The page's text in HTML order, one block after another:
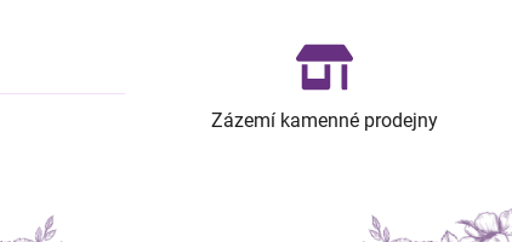
Zázemí kamenné prodejny